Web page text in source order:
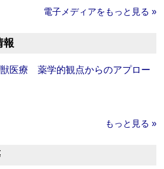
電子メディアをもっと見る »
報
獣医療 薬学的観点からのアプロー
もっと見る »